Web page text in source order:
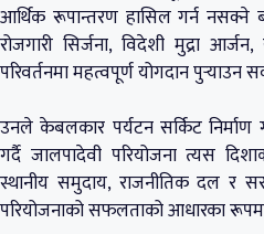
आर्थिक रूपान्तरण हासिल गर्न नसक्ने
रोजगारी सिर्जना, विदेशी मुद्रा
परिवर्तनमा महत्वपूर्ण योगदान पुर्‍याउन
उनले केबलकार पर्यटन सर्किट निर्माण
गर्दै जालपादेवी परियोजना त्यस
स्थानीय समुदाय, राजनीतिक दल र
परियोजनाको सफलताको आधारका